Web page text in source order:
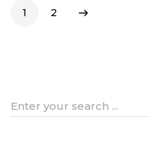
through
1 2
Search